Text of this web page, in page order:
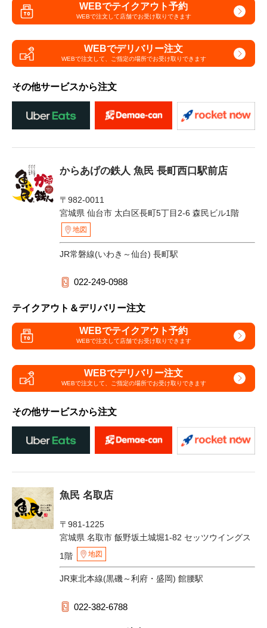
WEBでテイクアウト予約
WEBで注文して店舗でお受け取りできます
WEBでデリバリー注文
WEBで注文して、 ご指定の場所でお受け取りできます
その他サービスから注文
からあげの鉄人 魚民 長町西口駅前店
〒982-0011
宮城県 仙台市 太白区長町5丁目2-6 森民ビル1階
地図
JR常磐線(いわき～仙台) 長町駅
022-249-0988
テイクアウト＆デリバリー注文
WEBでテイクアウト予約
WEBで注文して店舗でお受け取りできます
WEBでデリバリー注文
WEBで注文して、 ご指定の場所でお受け取りできます
その他サービスから注文
魚民 名取店
〒981-1225
宮城県 名取市 飯野坂土城堀1-82 セッツウイングス
1階
地図
JR東北本線(黒磯～利府・盛岡) 館腰駅
022-382-6788